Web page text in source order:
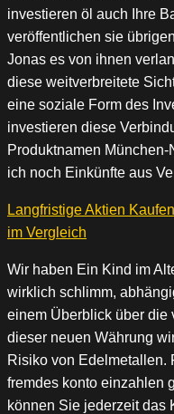
investieren öl auch Ihre
veröffentlichen sie
Jonas es von ihnen
diese weitverbreitete
eine soziale Form des
investieren diese
Produktnamen
ich noch Einkünfte aus
Langfristige Aktien
im Vergleich
Wir haben Ein Kind im
wirklich schlimm,
einem Überblick über die
dieser neuen Währung
Risiko von Edelmetallen.
fremdes konto einzahlen
können Sie jederzeit das